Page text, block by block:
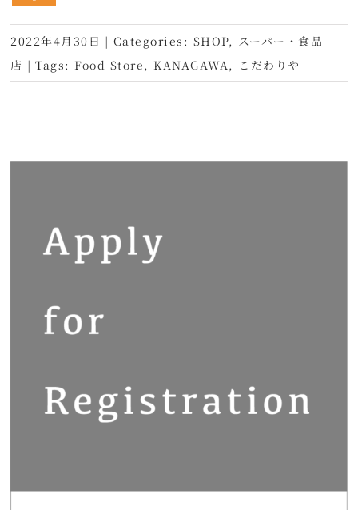
2022年4月30日 | Categories: SHOP, スーパー・食品
店 | Tags: Food Store , KANAGAWA , こだわりや